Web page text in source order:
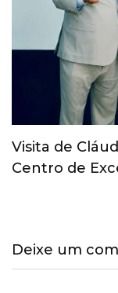
Visita de
Centro de
Deixe um